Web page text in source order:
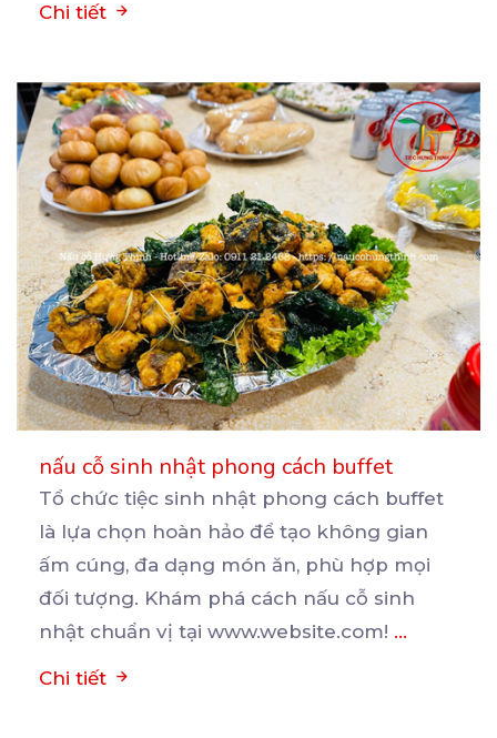
Chi tiết
nấu cỗ sinh nhật phong cách buffet
Tổ chức tiệc sinh nhật phong cách buffet
là lựa chọn hoàn hảo để tạo không gian
ấm cúng, đa dạng món ăn, phù hợp mọi
đối tượng. Khám phá cách nấu cỗ sinh
nhật chuẩn vị tại www.website.com! ...
Chi tiết